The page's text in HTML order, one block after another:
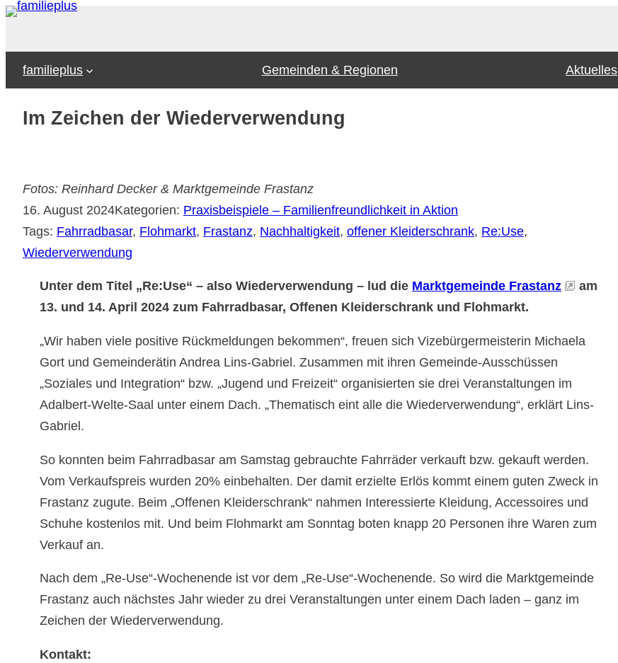
Zum
familieplus
Gemeinden & Regionen Aktuelles
Im Zeichen der Wiederverwendung
Fotos: Reinhard Decker & Marktgemeinde Frastanz
16. August 2024Kategorien: Praxisbeispiele – Familienfreundlichkeit in Aktion
Tags: Fahrradbasar, Flohmarkt, Frastanz, Nachhaltigkeit, offener Kleiderschrank, Re:Use
Wiederverwendung
Unter dem Titel „Re:Use“ – also Wiederverwendung – lud die Marktgemeinde Frastanz
am
13. und 14. April 2024 zum Fahrradbasar, Offenen Kleiderschrank und Flohmarkt.
„Wir haben viele positive Rückmeldungen bekommen“, freuen sich Vizebürgermeisterin Michaela
Gort und Gemeinderätin Andrea Lins-Gabriel. Zusammen mit ihren Gemeinde-Ausschüssen
„Soziales und Integration“ bzw. „Jugend und Freizeit“ organisierten sie drei Veranstaltungen im
Adalbert-Welte-Saal unter einem Dach. „Thematisch eint alle die Wiederverwendung“, erklärt Lins-
Gabriel.
So konnten beim Fahrradbasar am Samstag gebrauchte Fahrräder verkauft bzw. gekauft werden.
Vom Verkaufspreis wurden 20% einbehalten. Der damit erzielte Erlös kommt einem guten Zweck in
Frastanz zugute. Beim „Offenen Kleiderschrank“ nahmen Interessierte Kleidung, Accessoires und
Schuhe kostenlos mit. Und beim Flohmarkt am Sonntag boten knapp 20 Personen ihre Waren zum
Verkauf an.
Nach dem „Re-Use“-Wochenende ist vor dem „Re-Use“-Wochenende. So wird die Marktgemeinde
Frastanz auch nächstes Jahr wieder zu drei Veranstaltungen unter einem Dach laden – ganz im
Zeichen der Wiederverwendung.
Kontakt: